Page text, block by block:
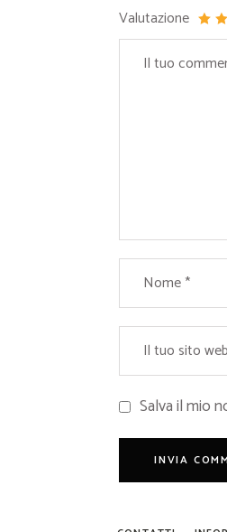
Valutazione
Salva il mio